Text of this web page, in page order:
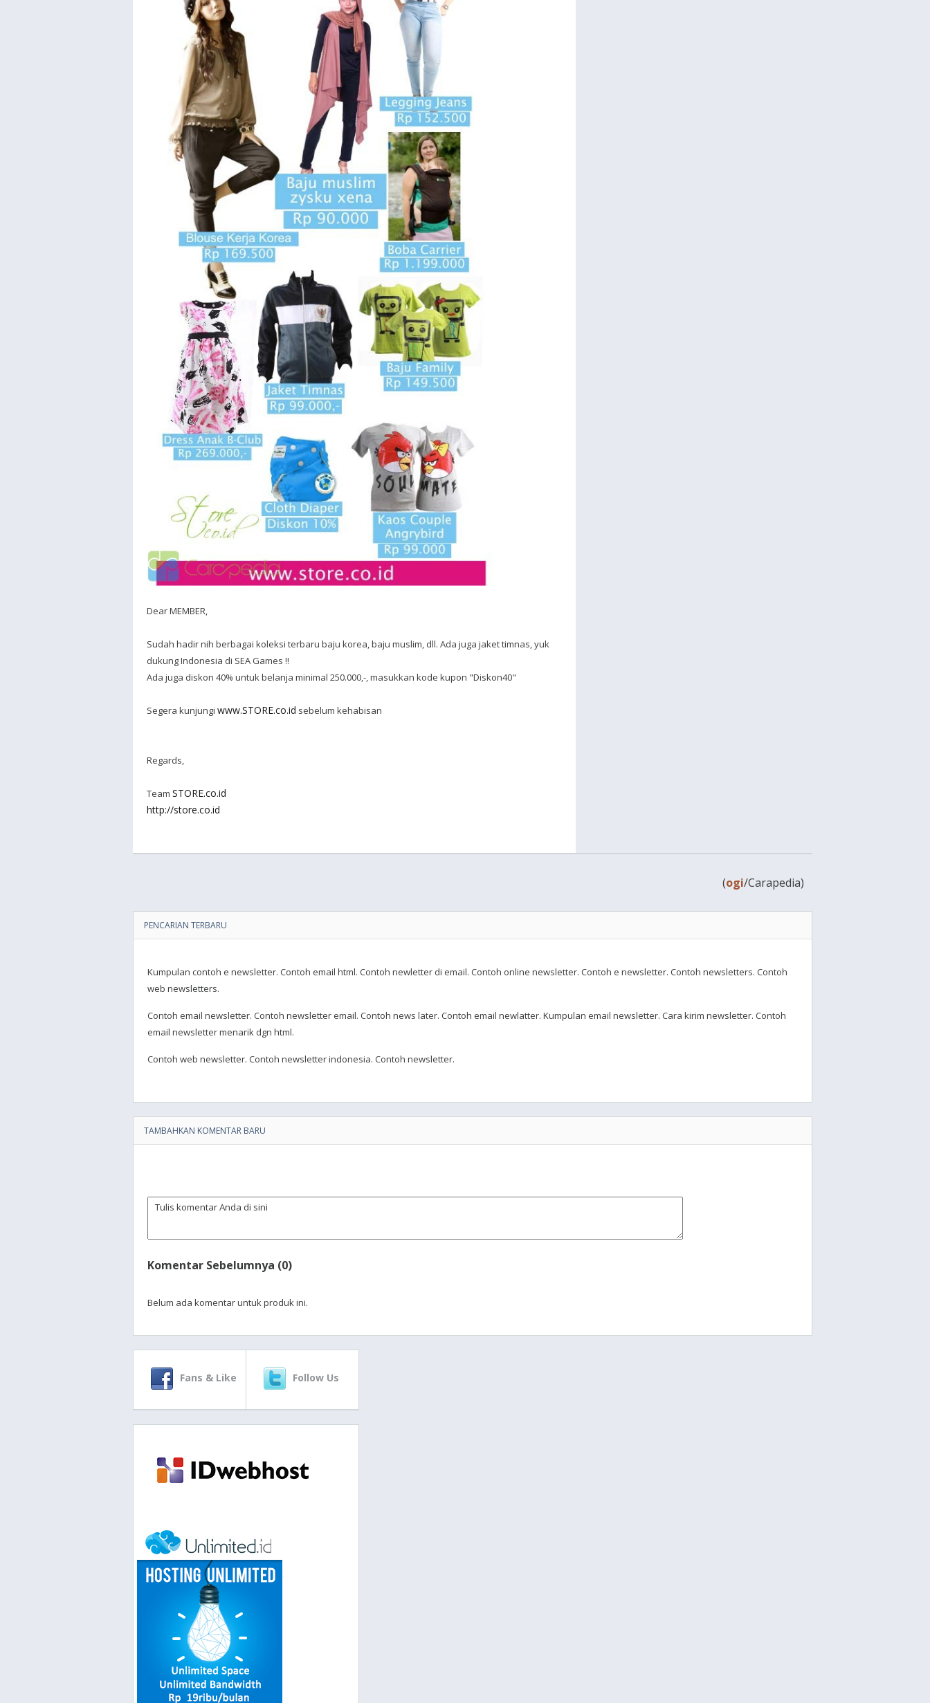
Dear MEMBER,
Sudah hadir nih berbagai koleksi terbaru baju korea, baju muslim, dll. Ada juga jaket timnas, yuk
dukung Indonesia di SEA Games !!
Ada juga diskon 40% untuk belanja minimal 250.000,-, masukkan kode kupon "Diskon40"
Segera kunjungi www.STORE.co.id sebelum kehabisan
Regards,
Team STORE.co.id
http://store.co.id
(ogi/Carapedia)
PENCARIAN TERBARU
Kumpulan contoh e newsletter. Contoh email html. Contoh newletter di email. Contoh online newsletter. Contoh e newsletter. Contoh newsletters. Contoh
web newsletters.
Contoh email newsletter. Contoh newsletter email. Contoh news later. Contoh email newlatter. Kumpulan email newsletter. Cara kirim newsletter. Contoh
email newsletter menarik dgn html.
Contoh web newsletter. Contoh newsletter indonesia. Contoh newsletter.
TAMBAHKAN KOMENTAR BARU
Komentar Sebelumnya (0)
Belum ada komentar untuk produk ini.
Fans & Like Follow Us